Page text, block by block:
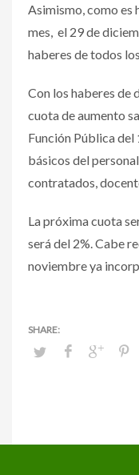
Asimismo, como es
mes, el 29 de
haberes de todos
Con los haberes de
cuota de aumento
Función Pública del
básicos del
contratados,
La próxima cuota
será del 2%. Cabe
noviembre ya